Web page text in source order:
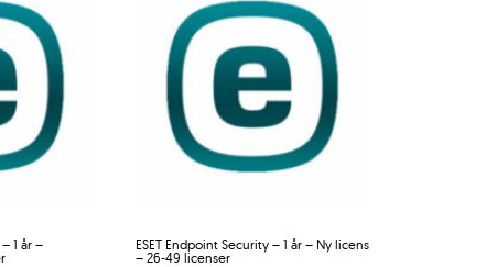
1 år –
ESET Endpoint Security – 1 år – Ny licens
– 26-49 licenser